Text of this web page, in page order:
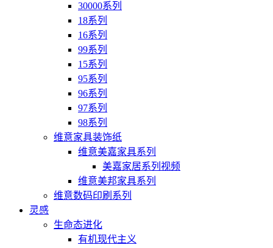
30000系列
18系列
16系列
99系列
15系列
95系列
96系列
97系列
98系列
维意家具装饰纸
维意美嘉家具系列
美嘉家居系列视频
维意美邦家具系列
维意数码印刷系列
灵感
生命态进化
有机现代主义